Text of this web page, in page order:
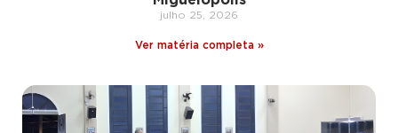
julho 25, 2026
Ver matéria completa »